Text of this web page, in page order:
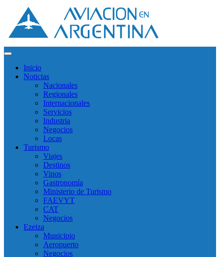
Inicio
Noticias
Nacionales
Regionales
Internacionales
Servicios
Industria
Negocios
Locas
Turismo
Viajes
Destinos
Vinos
Gastronomía
Ministerio de Turismo
FAEVYT
CAT
Negocios
Ezeiza
Municipio
Aeropuerto
Negocios